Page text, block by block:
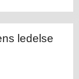
ledelse